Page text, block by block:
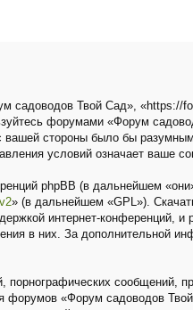
Твой Сад», «https://
форумами «Форум
стороны было бы разумным
условий означает ваше
phpBB (в дальнейшем
» (в дальнейшем «GPL»).
интернет-конференций, и
в них. За дополнительной
сообщений,
форумов «Форум садоводов